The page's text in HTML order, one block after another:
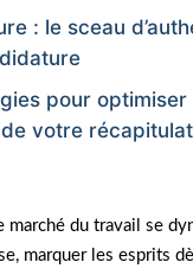
: le sceau
pour optimiser
votre
marché du travail se
marquer les esprits